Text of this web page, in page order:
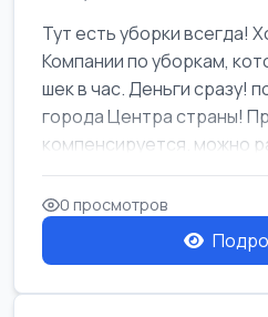
Тут есть уборки всегда!
Компании по уборкам,
шек в час. Деньги сразу!
города Центра страны!
компенсируется. можно
0 просмотров